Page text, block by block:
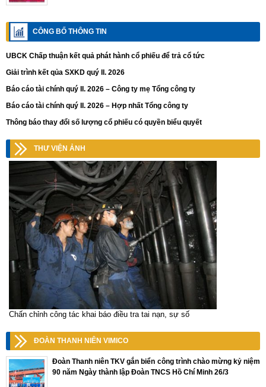
CÔNG BỐ THÔNG TIN
UBCK Chấp thuận kết quả phát hành cổ phiếu để trả cổ tức
Giải trình kết qủa SXKD quý II. 2026
Báo cáo tài chính quý II. 2026 – Công ty mẹ Tổng công ty
Báo cáo tài chính quý II. 2026 – Hợp nhất Tổng công ty
Thông báo thay đổi số lượng cổ phiếu có quyền biểu quyết
THƯ VIỆN ẢNH
Chấn chỉnh công tác khai báo điều tra tai nạn, sự số
ĐOÀN THANH NIÊN VIMICO
Đoàn Thanh niên TKV gắn biển công trình chào mừng kỷ niệm
90 năm Ngày thành lập Đoàn TNCS Hồ Chí Minh 26/3